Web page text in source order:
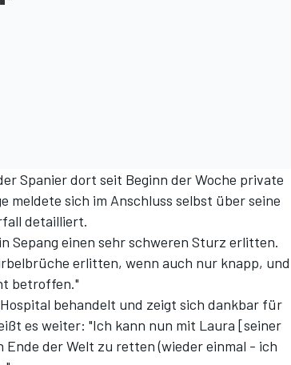
Spanier dort seit Beginn der Woche private
sich im Anschluss selbst über seine
detailliert.
Sepang einen sehr schweren Sturz erlitten.
erlitten, wenn auch nur knapp, und
betroffen."
behandelt und zeigt sich dankbar für
es weiter: "Ich kann nun mit Laura [seiner
der Welt zu retten (wieder einmal - ich